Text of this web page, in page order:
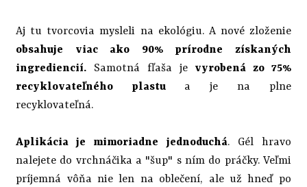
Aj tu tvorcovia mysleli na ekológiu. A nové zloženie
obsahuje viac ako 90% prírodne získaných
ingrediencií. Samotná fľaša je vyrobená zo 75%
recyklovateľného plastu a je na plne
recyklovateľná.
Aplikácia je mimoriadne jednoduchá. Gél hravo
nalejete do vrchnáčika a "šup" s ním do práčky. Veľmi
príjemná vôňa nie len na oblečení, ale už hneď po